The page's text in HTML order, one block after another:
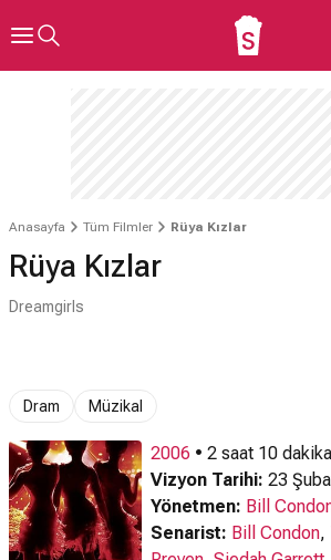
Anasayfa Tüm Filmler Rüya Kızlar
Rüya Kızlar
Dreamgirls
Dram Müzikal
2006 • 2 saat 10
Vizyon Tarihi: 23
Yönetmen: Bill
Senarist: Bill Condon,